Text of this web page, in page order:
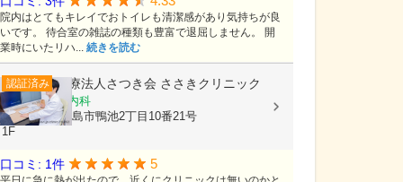
院内はとてもキレイでおトイレも清潔感があり気持ちが良
いです。 待合室の雑誌の種類も豊富で退屈しません。 開
業時にいたリハ... 続きを読む
認証済み 医療法人さつき会 ささきクリニック
内科, 循環器内科
鹿児島県鹿児島市鴨池2丁目10番21号
1F
口コミ: 1件 5